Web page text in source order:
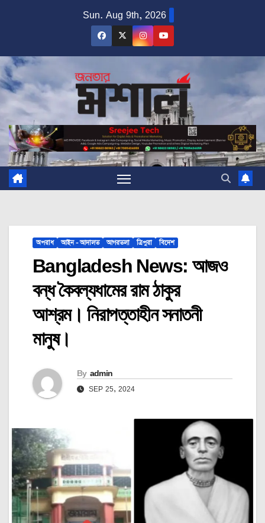
Sun. Aug 9th, 2026
অপরাধ আইন - আদালত আগরতলা ত্রিপুরা বিদেশ
Bangladesh News: আজও
বন্ধ কৈবল্যধামের রাম ঠাকুর
আশ্রম। নিরাপত্তাহীন সনাতনী
মানুষ।
By admin
SEP 25, 2024